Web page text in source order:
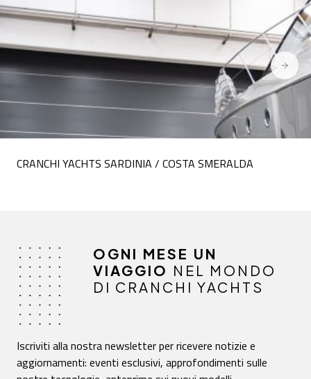
CRANCHI YACHTS SARDINIA / COSTA SMERALDA
OGNI MESE UN
VIAGGIO NEL MONDO
DI CRANCHI YACHTS
Iscriviti alla nostra newsletter per ricevere notizie e
aggiornamenti: eventi esclusivi, approfondimenti sulle